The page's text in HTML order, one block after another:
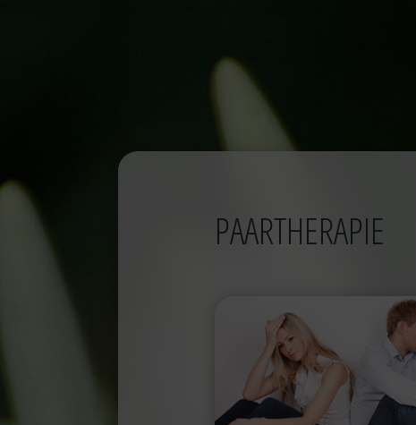
PAARTHERAPIE